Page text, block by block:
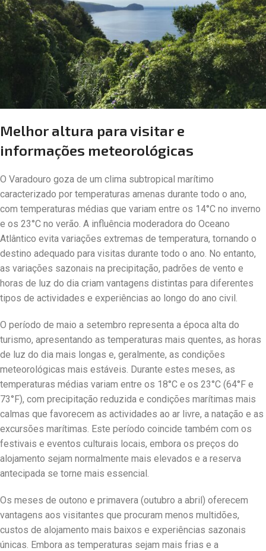
Melhor altura para visitar e
informações meteorológicas
O Varadouro goza de um clima subtropical marítimo
caracterizado por temperaturas amenas durante todo o ano,
com temperaturas médias que variam entre os 14°C no inverno
e os 23°C no verão. A influência moderadora do Oceano
Atlântico evita variações extremas de temperatura, tornando o
destino adequado para visitas durante todo o ano. No entanto,
as variações sazonais na precipitação, padrões de vento e
horas de luz do dia criam vantagens distintas para diferentes
tipos de actividades e experiências ao longo do ano civil.
O período de maio a setembro representa a época alta do
turismo, apresentando as temperaturas mais quentes, as horas
de luz do dia mais longas e, geralmente, as condições
meteorológicas mais estáveis. Durante estes meses, as
temperaturas médias variam entre os 18°C e os 23°C (64°F e
73°F), com precipitação reduzida e condições marítimas mais
calmas que favorecem as actividades ao ar livre, a natação e as
excursões marítimas. Este período coincide também com os
festivais e eventos culturais locais, embora os preços do
alojamento sejam normalmente mais elevados e a reserva
antecipada se torne mais essencial.
Os meses de outono e primavera (outubro a abril) oferecem
vantagens aos visitantes que procuram menos multidões,
custos de alojamento mais baixos e experiências sazonais
únicas. Embora as temperaturas sejam mais frias e a